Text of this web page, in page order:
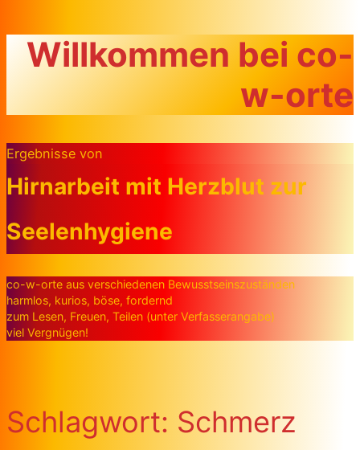
Willkommen bei co-
w-orte
Ergebnisse von
Hirnarbeit mit Herzblut zur
Seelenhygiene
co-w-orte aus verschiedenen Bewusstseinszuständen
harmlos, kurios, böse, fordernd
zum Lesen, Freuen, Teilen (unter Verfasserangabe)
viel Vergnügen!
Schlagwort: Schmerz